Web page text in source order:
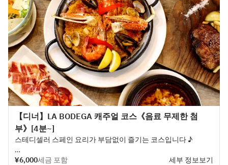
【디너】LA BODEGA 캐주얼 코스《음료 무제한 첨
부》[4분~]
스테디셀러 스페인 요리가 부담없이 즐기는 코스입니다 ♪
《음료 무제한 포함》대인원의 연회에도 추천◎
¥6,000세금 포함 세부 정보보기